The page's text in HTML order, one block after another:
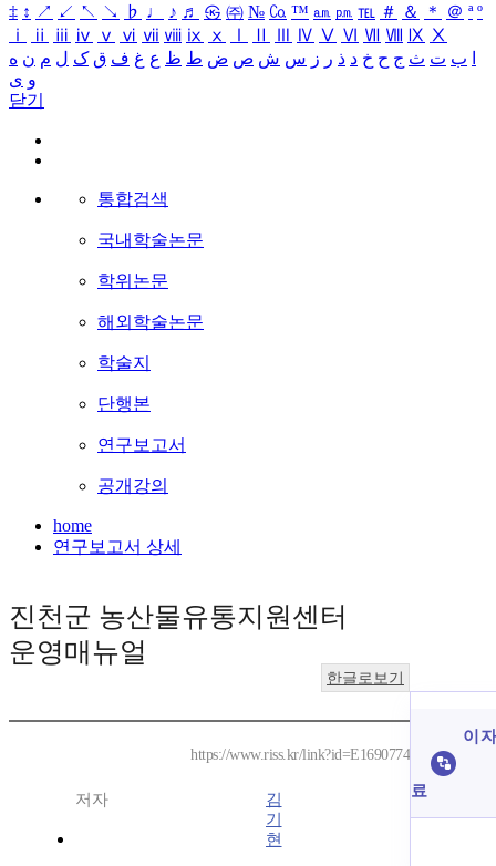
‡ ↕ ↗ ↙ ↖ ↘ ♭ ♩ ♪ ♬ ㉿ ㈜ № ㏇ ™ ㏂ ㏘ ℡ ＃ ＆ ＊ ＠ ª º
ⅰ
ⅱ ⅲ ⅳ ⅴ ⅵ ⅶ ⅷ ⅸ ⅹ Ⅳ Ⅴ Ⅵ Ⅶ Ⅷ Ⅸ Ⅹ
ب ت ث ج ح خ د ذ ر ز س ش ص ض ط ظ ع غ ف ق ک ل م ن ه
و ی
닫기
통합검색
국내학술논문
학위논문
해외학술논문
학술지
단행본
연구보고서
공개강의
home
연구보고서 상세
진천군 농산물유통지원센터
운영매뉴얼
한글로보기
https://www.riss.kr/link?id=E1690774
저자
김
기
현
이
료